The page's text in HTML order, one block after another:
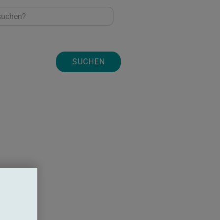
SUCHEN